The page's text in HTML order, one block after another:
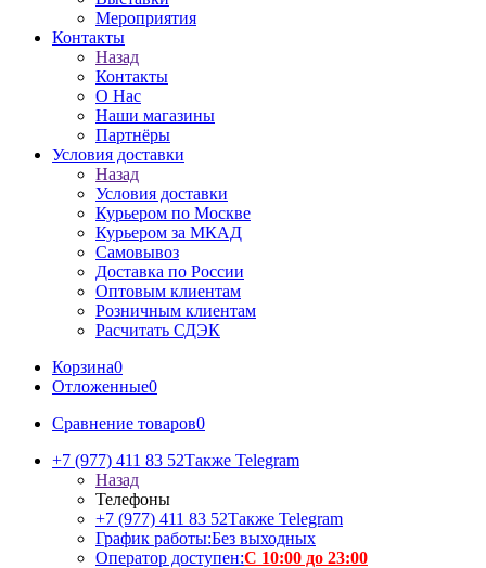
Мероприятия
Контакты
Назад
Контакты
О Нас
Наши магазины
Партнёры
Условия доставки
Назад
Условия доставки
Курьером по Москве
Курьером за МКАД
Самовывоз
Доставка по России
Оптовым клиентам
Розничным клиентам
Расчитать СДЭК
Корзина0
Отложенные0
Сравнение товаров0
+7 (977) 411 83 52Также Telegram
Назад
Телефоны
+7 (977) 411 83 52Также Telegram
График работы:Без выходных
Оператор доступен:С 10:00 до 23:00